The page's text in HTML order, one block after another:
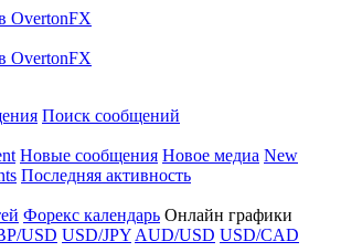
Поиск сообщений
Новые сообщения Новое медиа New
Последняя активность
Форекс календарь Онлайн графики
USD USD/JPY AUD/USD USD/CAD